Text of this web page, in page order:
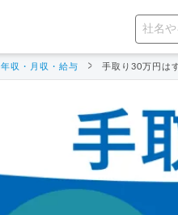
年収・月収・給与 手取り30万円は